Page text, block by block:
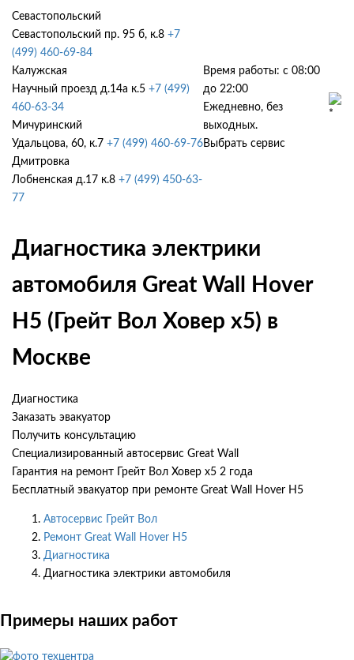
Севастопольский
Севастопольский пр. 95 б, к.8 +7
(499) 460-69-84
Калужская
Научный проезд д.14а к.5 +7 (499)
460-63-34
Мичуринский
Удальцова, 60, к.7 +7 (499) 460-69-76
Дмитровка
Лобненская д.17 к.8 +7 (499) 450-63-
77
Время работы: с 08:00
до 22:00
Ежедневно, без
выходных.
Выбрать сервис
Диагностика электрики
автомобиля Great Wall Hover
H5 (Грейт Вол Ховер х5) в
Москве
Диагностика
Заказать эвакуатор
Получить консультацию
Специализированный автосервис Great Wall
Гарантия на ремонт Грейт Вол Ховер х5 2 года
Бесплатный эвакуатор при ремонте Great Wall Hover H5
Автосервис Грейт Вол
Ремонт Great Wall Hover H5
Диагностика
Диагностика электрики автомобиля
Примеры наших работ